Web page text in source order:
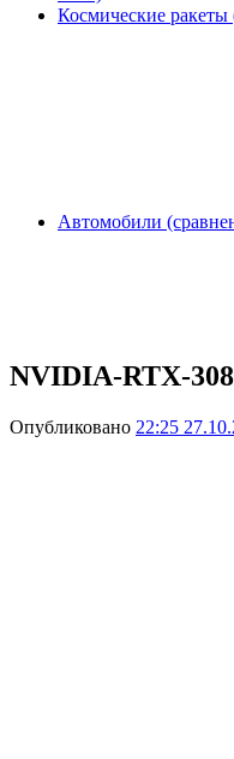
Космические
Автомобили
NVIDIA-RTX-
Опубликовано 22:25